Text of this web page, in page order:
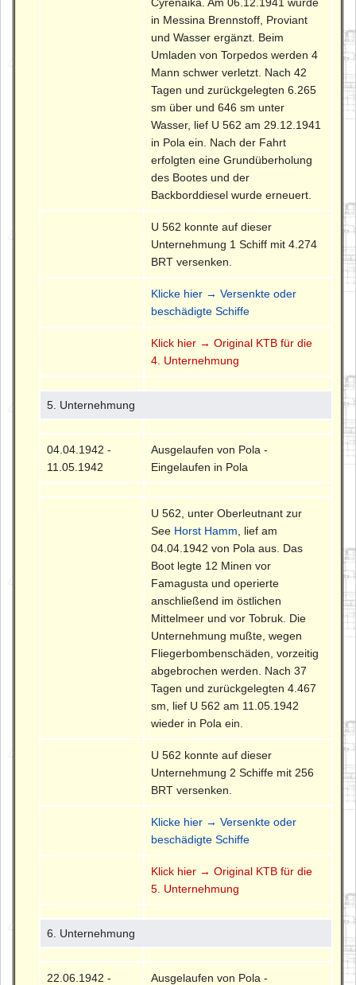
in Messina Brennstoff, Proviant
und Wasser ergänzt. Beim
Umladen von Torpedos werden 4
Mann schwer verletzt. Nach 42
Tagen und zurückgelegten 6.265
sm über und 646 sm unter
Wasser, lief U 562 am 29.12.1941
in Pola ein. Nach der Fahrt
erfolgten eine Grundüberholung
des Bootes und der
Backborddiesel wurde erneuert.
U 562 konnte auf dieser
Unternehmung 1 Schiff mit 4.274
BRT versenken.
Klicke hier → Versenkte oder
beschädigte Schiffe
Klick hier → Original KTB für die
4. Unternehmung
5. Unternehmung
04.04.1942 -
11.05.1942
Ausgelaufen von Pola -
Eingelaufen in Pola
U 562, unter Oberleutnant zur
See Horst Hamm , lief am
04.04.1942 von Pola aus. Das
Boot legte 12 Minen vor
Famagusta und operierte
anschließend im östlichen
Mittelmeer und vor Tobruk. Die
Unternehmung mußte, wegen
Fliegerbombenschäden, vorzeitig
abgebrochen werden. Nach 37
Tagen und zurückgelegten 4.467
sm, lief U 562 am 11.05.1942
wieder in Pola ein.
U 562 konnte auf dieser
Unternehmung 2 Schiffe mit 256
BRT versenken.
Klicke hier → Versenkte oder
beschädigte Schiffe
Klick hier → Original KTB für die
5. Unternehmung
6. Unternehmung
22.06.1942 -
Ausgelaufen von Pola -